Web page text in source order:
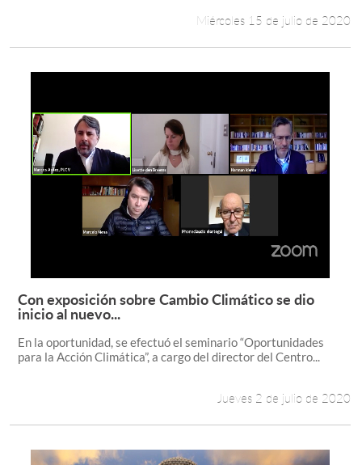
Miércoles 15 de julio de 2020
Leer más +
Con exposición sobre Cambio Climático se dio
inicio al nuevo...
En la oportunidad, se efectuó el seminario “Oportunidades
para la Acción Climática”, a cargo del director del Centro...
Jueves 2 de julio de 2020